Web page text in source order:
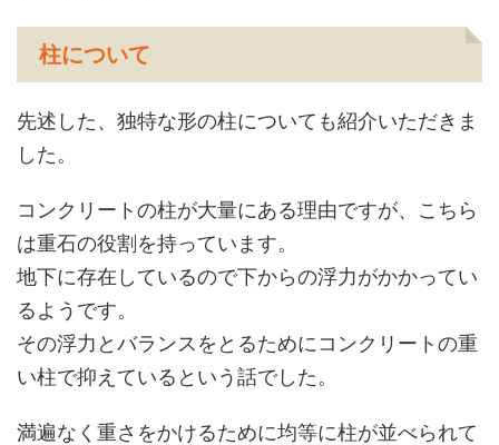
柱について
先述した、独特な形の柱についても紹介いただきま
した。
コンクリートの柱が大量にある理由ですが、こちら
は重石の役割を持っています。
地下に存在しているので下からの浮力がかかってい
るようです。
その浮力とバランスをとるためにコンクリートの重
い柱で抑えているという話でした。
満遍なく重さをかけるために均等に柱が並べられて